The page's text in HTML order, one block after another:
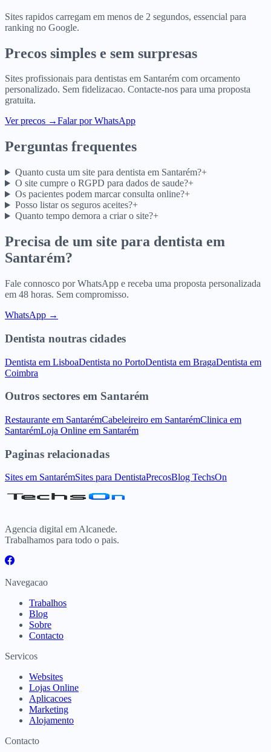
Sites rapidos carregam em menos de 2 segundos, essencial para
ranking no Google.
Precos simples e sem surpresas
Sites profissionais para dentistas em Santarém com orcamento
personalizado. Sem fidelizacao. Contacte-nos para uma proposta
gratuita.
Ver precos →Falar por WhatsApp
Perguntas frequentes
Quanto custa um site para dentista em Santarém?+
O site cumpre o RGPD para dados de saude?+
Os pacientes podem marcar consulta online?+
Posso listar os seguros aceites?+
Quanto tempo demora a criar o site?+
Precisa de um site para dentista em
Santarém?
Fale connosco por WhatsApp e receba uma proposta personalizada
em 48 horas. Sem compromisso.
WhatsApp →
Dentista noutras cidades
Dentista em LisboaDentista no PortoDentista em BragaDentista em
Coimbra
Outros sectores em Santarém
Restaurante em SantarémCabeleireiro em SantarémClinica em
SantarémLoja Online em Santarém
Paginas relacionadas
Sites em SantarémSites para DentistaPrecosBlog TechsOn
Agencia digital em Alcanede.
Trabalhamos para todo o pais.
Navegacao
Trabalhos
Blog
Sobre
Contacto
Servicos
Websites
Lojas Online
Aplicacoes
Marketing
Alojamento
Contacto